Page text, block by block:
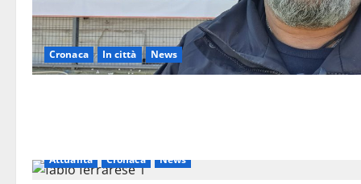
Cronaca In città News
Attualità Cronaca News